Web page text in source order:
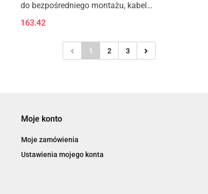
do bezpośredniego montażu, kabel
163.42
1 2 3
Moje konto
Moje zamówienia
Ustawienia mojego konta